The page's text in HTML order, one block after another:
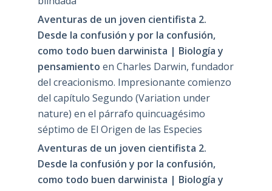
Aventuras de un joven cientifista 2.
Desde la confusión y por la confusión,
como todo buen darwinista | Biología y
pensamiento en Charles Darwin, fundador
del creacionismo. Impresionante comienzo
del capítulo Segundo (Variation under
nature) en el párrafo quincuagésimo
séptimo de El Origen de las Especies
Aventuras de un joven cientifista 2.
Desde la confusión y por la confusión,
como todo buen darwinista | Biología y